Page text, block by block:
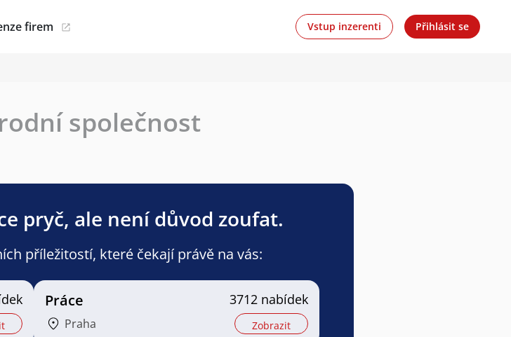
firem Vstup inzerenti Přihlásit se
společnost
pryč, ale není důvod zoufat.
příležitostí, které čekají právě na vás:
Práce
Praha
3712 nabídek
Zobrazit